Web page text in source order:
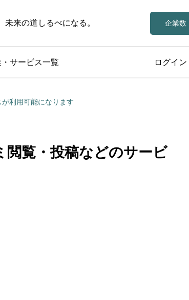
来の道しるべになる。 企業数
サービス一覧 ログイン
利用可能になります
閲覧・投稿などのサービ